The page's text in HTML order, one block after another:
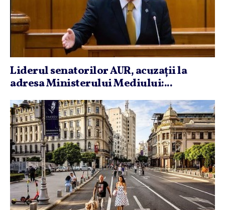
Liderul senatorilor AUR, acuzaţii la
adresa Ministerului Mediului:...